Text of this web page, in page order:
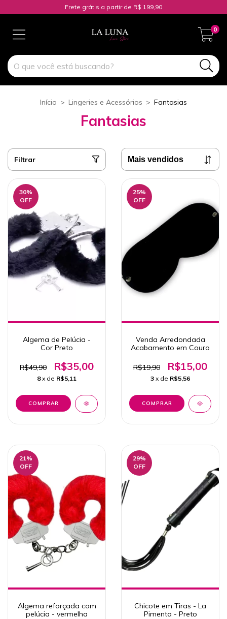
Frete grátis a partir de R$ 199,90
0
Início > Lingeries e Acessórios > Fantasias
Fantasias
Filtrar
30%
OFF
Algema de Pelúcia -
Cor Preto
R$49,90 R$35,00
8 x de R$5,11
25%
OFF
Venda Arredondada
Acabamento em Couro
R$19,90 R$15,00
3 x de R$5,56
21%
OFF
Algema reforçada com
pelúcia - vermelha
29%
OFF
Chicote em Tiras - La
Pimenta - Preto